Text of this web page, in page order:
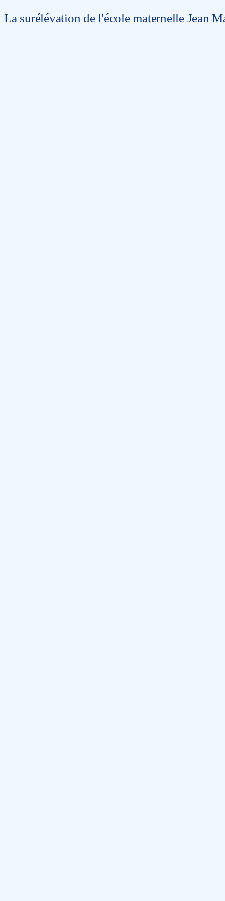
La surélévation de l'école maternelle Jean